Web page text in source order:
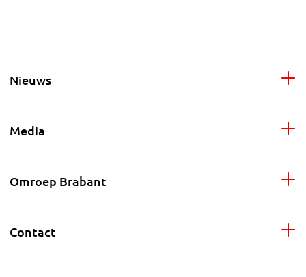
Nieuws
Media
Omroep Brabant
Contact